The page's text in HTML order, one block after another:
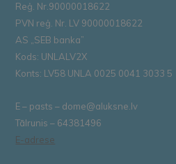
Reģ. Nr.90000018622
PVN reģ. Nr. LV 90000018622
AS „SEB banka”
Kods: UNLALV2X
Konts: LV58 UNLA 0025 0041 3033 5
E – pasts – dome@aluksne.lv
Tālrunis – 64381496
E-adrese